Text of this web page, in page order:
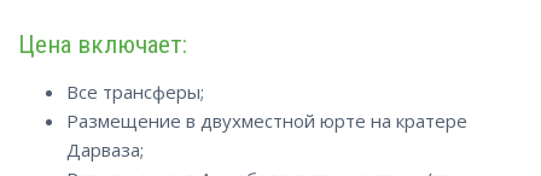
Цена включает:
Все трансферы;
Размещение в двухместной юрте на кратере
Дарваза;